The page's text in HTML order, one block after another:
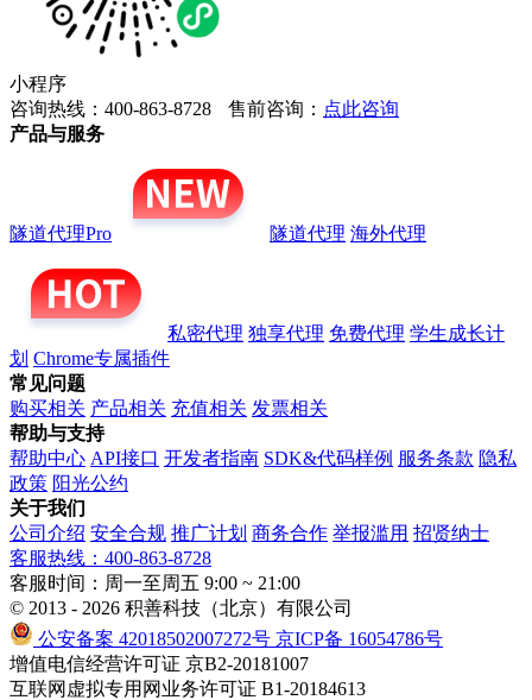
小程序
咨询热线：400-863-8728
售前咨询： 点此咨询
产品与服务
隧道代理Pro 隧道代理 海外代理
私密代理 独享代理 免费代理 学生成长计
划 Chrome专属插件
常见问题
购买相关 产品相关 充值相关 发票相关
帮助与支持
帮助中心 API接口 开发者指南 SDK&代码样例 服务条款 隐私
政策 阳光公约
关于我们
公司介绍 安全合规 推广计划 商务合作 举报滥用 招贤纳士
客服热线：400-863-8728
客服时间：周一至周五 9:00 ~ 21:00
© 2013 - 2026 积善科技（北京）有限公司
公安备案 42018502007272号 京ICP备 16054786号
增值电信经营许可证 京B2-20181007
互联网虚拟专用网业务许可证 B1-20184613